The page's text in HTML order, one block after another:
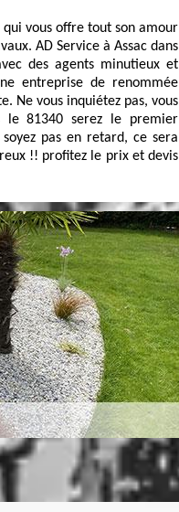
qui vous offre tout son amour
AD Service à Assac dans
des agents minutieux et
entreprise de renommée
Ne vous inquiétez pas, vous
le 81340 serez le premier
pas en retard, ce sera
!! profitez le prix et devis